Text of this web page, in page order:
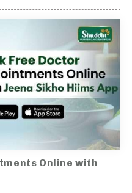
Online with